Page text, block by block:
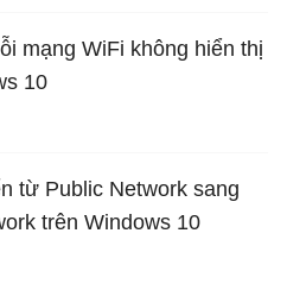
mạng WiFi không hiển thị
10
từ Public Network sang
trên Windows 10